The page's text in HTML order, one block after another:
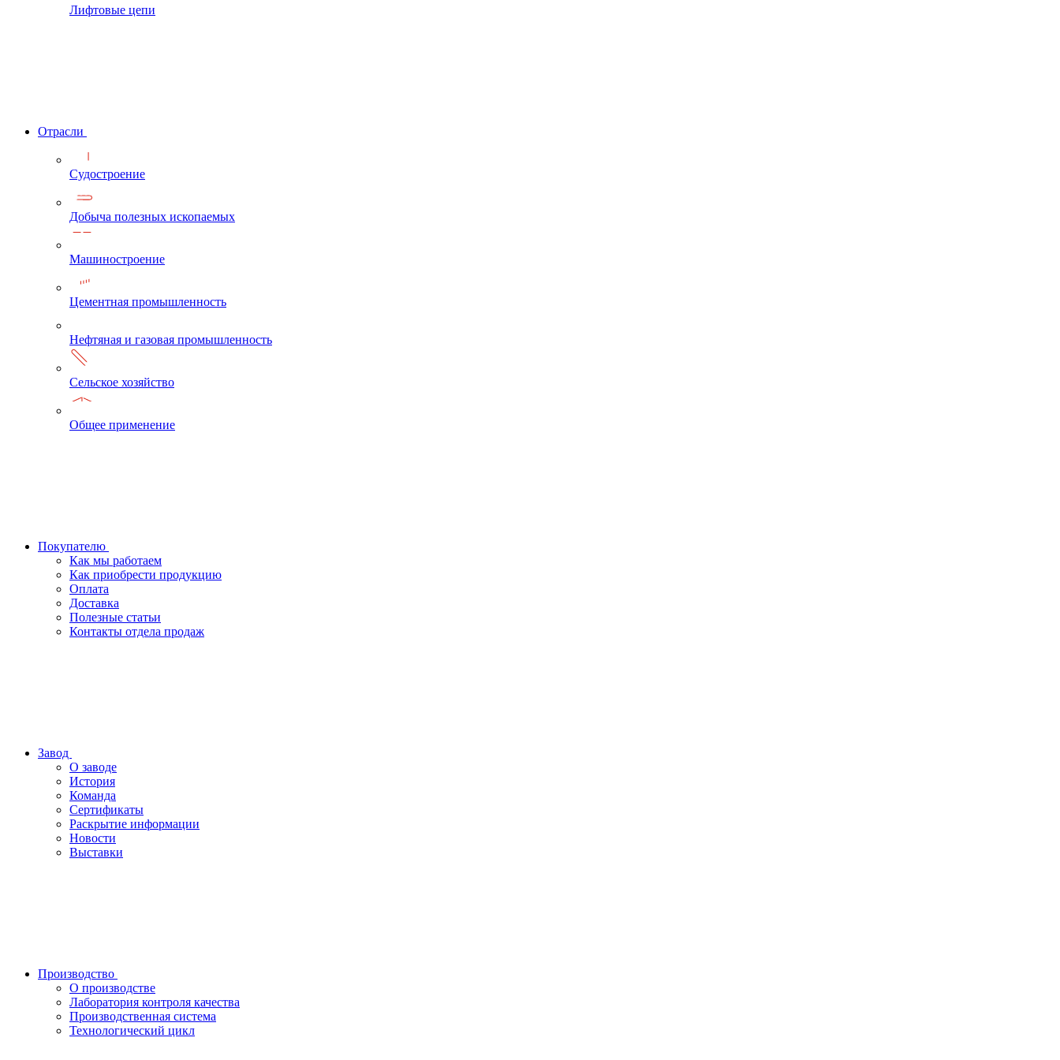
Лифтовые цепи
Отрасли
Судостроение
Добыча полезных ископаемых
Машиностроение
Цементная промышленность
Нефтяная и газовая промышленность
Сельское хозяйство
Общее применение
Покупателю
Как мы работаем
Как приобрести продукцию
Оплата
Доставка
Полезные статьи
Контакты отдела продаж
Завод
О заводе
История
Команда
Сертификаты
Раскрытие информации
Новости
Выставки
Производство
О производстве
Лаборатория контроля качества
Производственная система
Технологический цикл